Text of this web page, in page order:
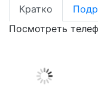
Кратко
Посмотреть